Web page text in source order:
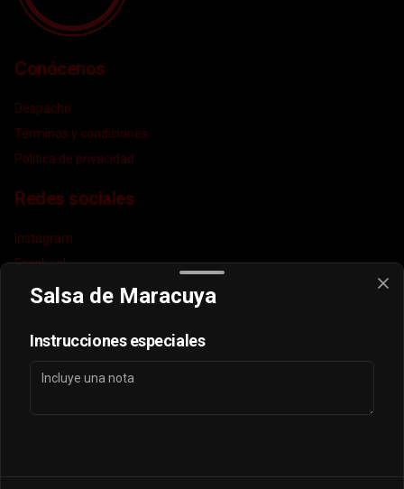
Conócenos
Despacho
Términos y condiciones
Política de privacidad
Redes sociales
Instagram
Facebook
TikTok
Mi cuenta
Salsa de Maracuya
Instrucciones especiales